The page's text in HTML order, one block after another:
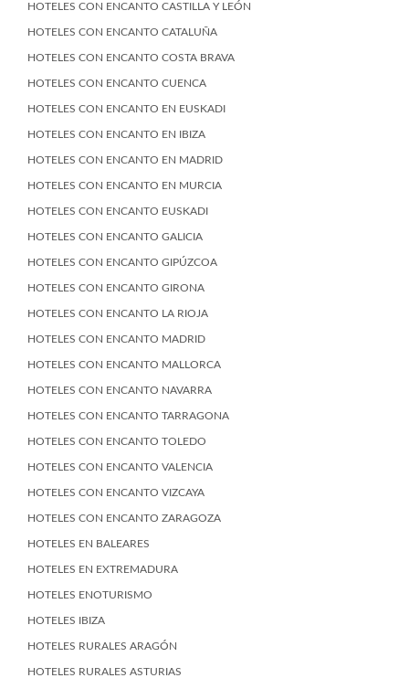
HOTELES CON ENCANTO CASTILLA Y LEÓN
HOTELES CON ENCANTO CATALUÑA
HOTELES CON ENCANTO COSTA BRAVA
HOTELES CON ENCANTO CUENCA
HOTELES CON ENCANTO EN EUSKADI
HOTELES CON ENCANTO EN IBIZA
HOTELES CON ENCANTO EN MADRID
HOTELES CON ENCANTO EN MURCIA
HOTELES CON ENCANTO EUSKADI
HOTELES CON ENCANTO GALICIA
HOTELES CON ENCANTO GIPÚZCOA
HOTELES CON ENCANTO GIRONA
HOTELES CON ENCANTO LA RIOJA
HOTELES CON ENCANTO MADRID
HOTELES CON ENCANTO MALLORCA
HOTELES CON ENCANTO NAVARRA
HOTELES CON ENCANTO TARRAGONA
HOTELES CON ENCANTO TOLEDO
HOTELES CON ENCANTO VALENCIA
HOTELES CON ENCANTO VIZCAYA
HOTELES CON ENCANTO ZARAGOZA
HOTELES EN BALEARES
HOTELES EN EXTREMADURA
HOTELES ENOTURISMO
HOTELES IBIZA
HOTELES RURALES ARAGÓN
HOTELES RURALES ASTURIAS